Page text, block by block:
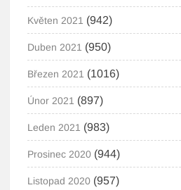
Květen 2021 (942)
Duben 2021 (950)
Březen 2021 (1016)
Únor 2021 (897)
Leden 2021 (983)
Prosinec 2020 (944)
Listopad 2020 (957)